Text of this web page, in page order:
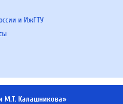
и ИжГТУ
Калашникова»